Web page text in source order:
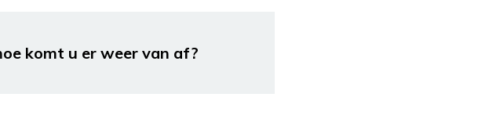
komt u er weer van af?